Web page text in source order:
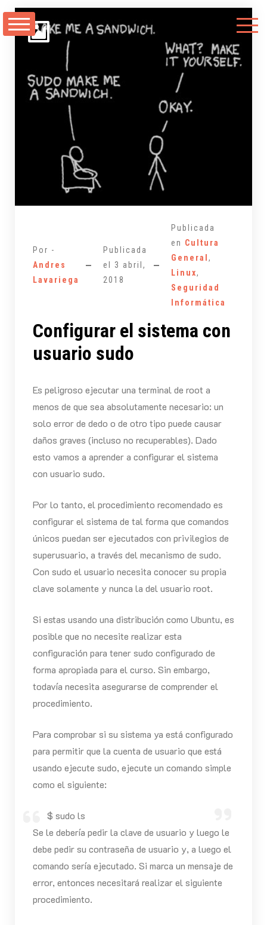
Saltarse
contenido
Por -
Andres
Lavariega
Publicada
el 3 abril,
2018
Publicada
en Cultura
General ,
Linux,
Seguridad
Informática
Configurar el sistema con
usuario sudo
Es peligroso ejecutar una terminal de root a
menos de que sea absolutamente necesario: un
solo error de dedo o de otro tipo puede causar
daños graves (incluso no recuperables). Dado
esto vamos a aprender a configurar el sistema
con usuario sudo.
Por lo tanto, el procedimiento recomendado es
configurar el sistema de tal forma que comandos
únicos puedan ser ejecutados con privilegios de
superusuario, a través del mecanismo de sudo.
Con sudo el usuario necesita conocer su propia
clave solamente y nunca la del usuario root.
Si estas usando una distribución como Ubuntu, es
posible que no necesite realizar esta
configuración para tener sudo configurado de
forma apropiada para el curso. Sin embargo,
todavía necesita asegurarse de comprender el
procedimiento.
Para comprobar si su sistema ya está configurado
para permitir que la cuenta de usuario que está
usando ejecute sudo, ejecute un comando simple
como el siguiente:
$ sudo ls
Se le debería pedir la clave de usuario y luego le
debe pedir su contraseña de usuario y, a luego el
comando sería ejecutado. Si marca un mensaje de
error, entonces necesitará realizar el siguiente
procedimiento.